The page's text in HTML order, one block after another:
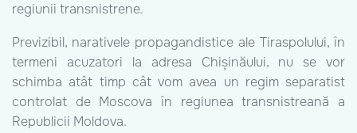
regiunii transnistrene.
Previzibil, narativele propagandistice ale Tiraspolului, în
termeni acuzatori la adresa Chișinăului, nu se vor
schimba atât timp cât vom avea un regim separatist
controlat de Moscova în regiunea transnistreană a
Republicii Moldova.